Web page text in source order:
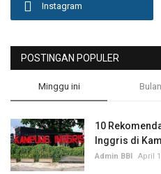
Instagram
POSTINGAN POPULER
Minggu ini
10
Inggris di
Admin BBI April